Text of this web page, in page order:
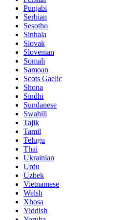
Punjabi
Serbian
Sesotho
Sinhala
Slovak
Slovenian
Somali
Samoan
Scots Gaelic
Shona
Sindhi
Sundanese
Swahili
Tajik
Tamil
Telugu
Thai
Ukrainian
Urdu
Uzbek
Vietnamese
Welsh
Xhosa
Yiddish